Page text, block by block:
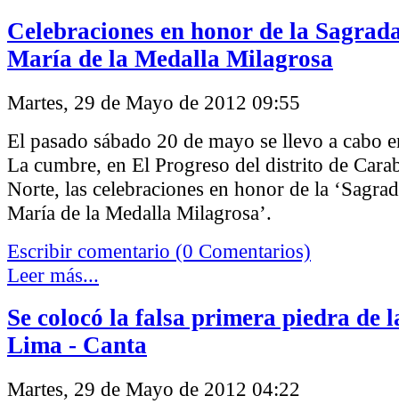
Celebraciones en honor de la
María de la Medalla Milagrosa
Martes, 29 de Mayo de 2012 09:55
El pasado sábado 20 de mayo se llevo a cabo
La cumbre, en El Progreso del distrito de
Norte, las celebraciones en honor de la
María de la Medalla Milagrosa’.
Escribir comentario (0 Comentarios)
Leer más...
Se colocó la falsa primera piedra de
Lima - Canta
Martes, 29 de Mayo de 2012 04:22